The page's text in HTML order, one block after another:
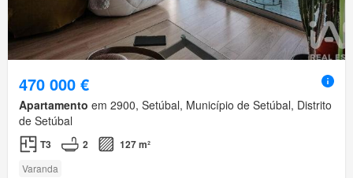
470 000 €
Apartamento em 2900, Setúbal, Município de Setúbal, Distrito
de Setúbal
T3 2 127 m²
Varanda